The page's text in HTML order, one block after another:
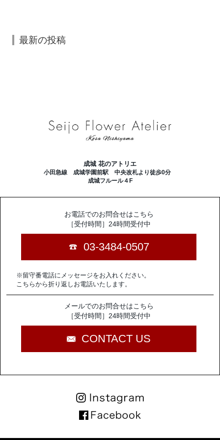
最新の投稿
成城 花のアトリエ
小田急線 成城学園前駅 中央改札より徒歩0分
成城フルール４F
お電話でのお問合せはこちら
［受付時間］24時間受付中
03-3484-0507
※留守番電話にメッセージをお入れください。
こちらから折り返しお電話いたします。
メールでのお問合せはこちら
［受付時間］24時間受付中
CONTACT US